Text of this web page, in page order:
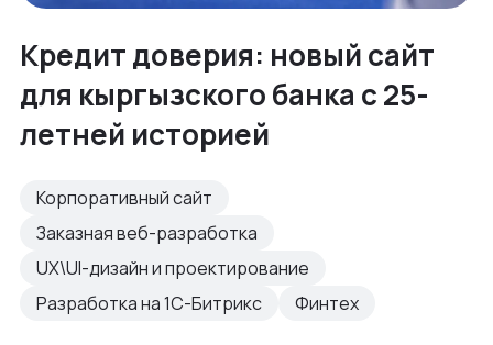
Кредит доверия: новый сайт
для кыргызского банка с 25-
летней историей
Корпоративный сайт
Заказная веб-разработка
UX\UI-дизайн и проектирование
Разработка на 1С-Битрикс
Финтех